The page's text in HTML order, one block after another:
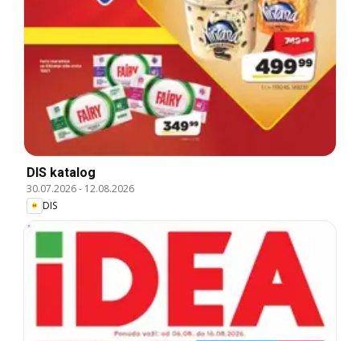
DIS katalog
30.07.2026- 12.08.2026
DIS